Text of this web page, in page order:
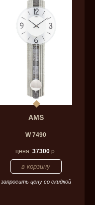
AMS
W 7490
цена:37300 р.
запросить цену со скидкой